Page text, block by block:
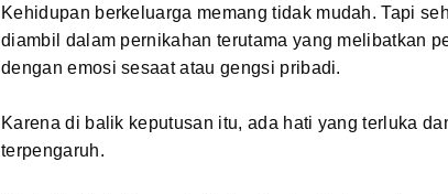
Kehidupan berkeluarga memang tidak mudah. Tapi
diambil dalam pernikahan terutama yang melibatkan
dengan emosi sesaat atau gengsi pribadi.
Karena di balik keputusan itu, ada hati yang terluka
terpengaruh.